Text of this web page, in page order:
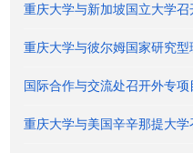
重庆大学与新加坡国立大学
重庆大学与彼尔姆国家研究
国际合作与交流处召开外专项
重庆大学与美国辛辛那提大